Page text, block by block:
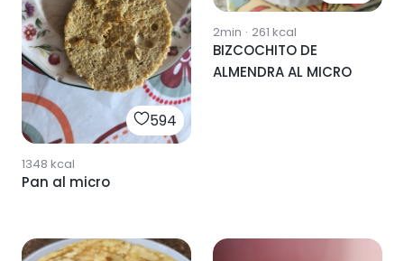
594
1348 kcal
Pan al micro
2min · 261 kcal
BIZCOCHITO DE
ALMENDRA AL MICRO